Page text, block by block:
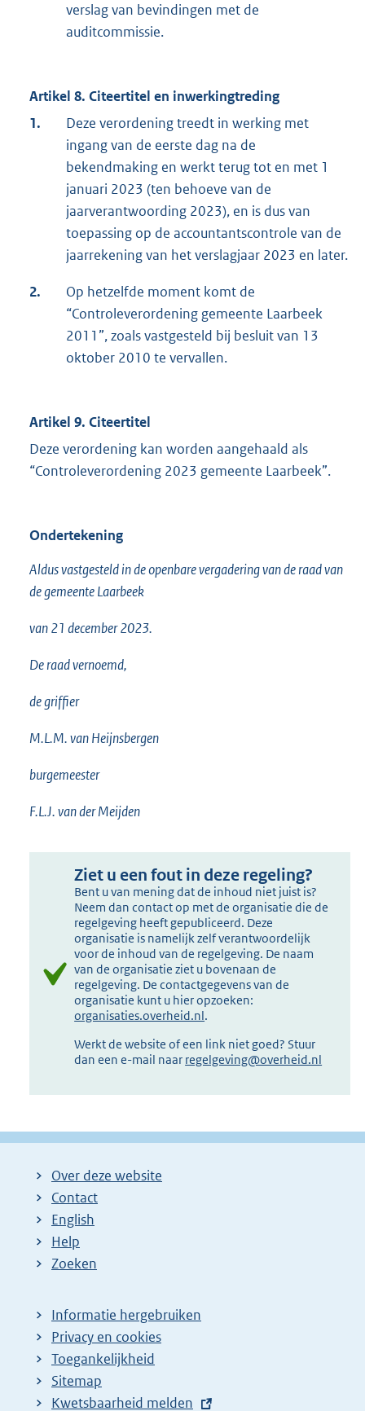
verslag van bevindingen met de
auditcommissie.
Artikel 8. Citeertitel en inwerkingtreding
1.
Deze verordening treedt in werking met
ingang van de eerste dag na de
bekendmaking en werkt terug tot en met 1
januari 2023 (ten behoeve van de
jaarverantwoording 2023), en is dus van
toepassing op de accountantscontrole van de
jaarrekening van het verslagjaar 2023 en later.
2.
Op hetzelfde moment komt de
“Controleverordening gemeente Laarbeek
2011”, zoals vastgesteld bij besluit van 13
oktober 2010 te vervallen.
Artikel 9. Citeertitel
Deze verordening kan worden aangehaald als
“Controleverordening 2023 gemeente Laarbeek”.
Ondertekening
Aldus vastgesteld in de openbare vergadering van de raad van
de gemeente Laarbeek
van 21 december 2023.
De raad vernoemd,
de griffier
M.L.M. van Heijnsbergen
burgemeester
F.L.J. van der Meijden
Ziet u een fout in deze regeling?
Bent u van mening dat de inhoud niet juist is?
Neem dan contact op met de organisatie die de
regelgeving heeft gepubliceerd. Deze
organisatie is namelijk zelf verantwoordelijk
voor de inhoud van de regelgeving. De naam
van de organisatie ziet u bovenaan de
regelgeving. De contactgegevens van de
organisatie kunt u hier opzoeken:
organisaties.overheid.nl.
Werkt de website of een link niet goed? Stuur
dan een e-mail naar regelgeving@overheid.nl
Over deze website
Contact
English
Help
Zoeken
Informatie hergebruiken
Privacy en cookies
Toegankelijkheid
Sitemap
E
Kwetsbaarheid melden